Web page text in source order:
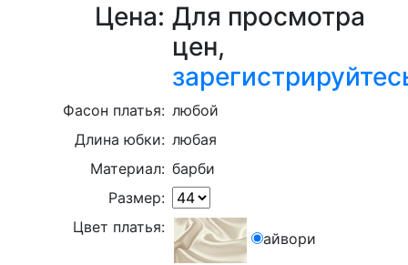
Цена: Для просмотра
цен,
Фасон платья: любой
Длина юбки: любая
Материал: барби
Размер:
Цвет платья:
айвори